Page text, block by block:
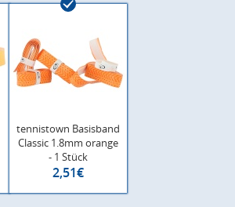
tennistown Basisband
Classic 1.8mm orange
- 1 Stück
2,51€